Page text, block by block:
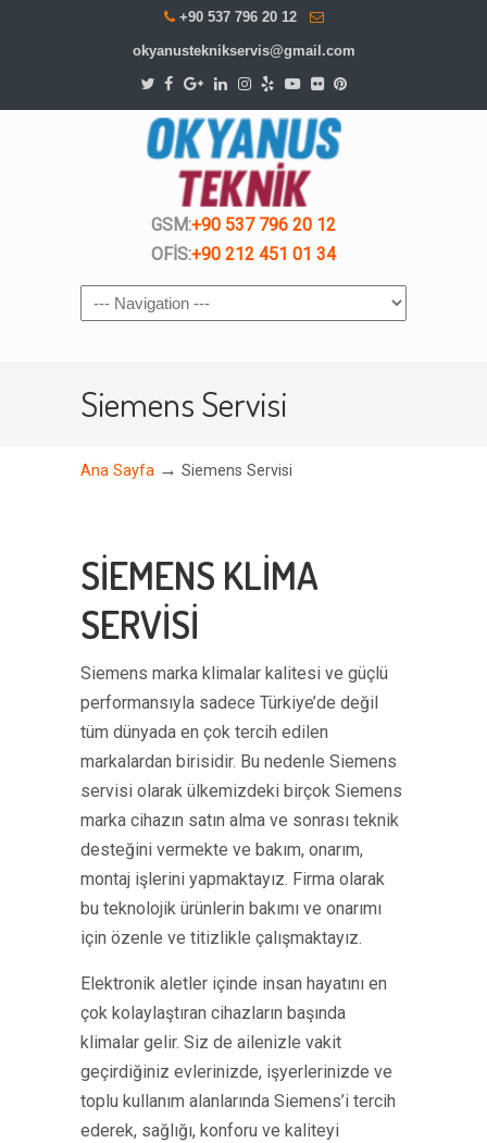
+90 537 796 20 12
okyanusteknikservis@gmail.com
GSM:+90 537 796 20 12
OFİS:+90 212 451 01 34
Navigation
Siemens Servisi
Ana Sayfa → Siemens Servisi
SİEMENS KLİMA
SERVİSİ
Siemens marka klimalar kalitesi ve güçlü
performansıyla sadece Türkiye’de değil
tüm dünyada en çok tercih edilen
markalardan birisidir. Bu nedenle Siemens
servisi olarak ülkemizdeki birçok Siemens
marka cihazın satın alma ve sonrası teknik
desteğini vermekte ve bakım, onarım,
montaj işlerini yapmaktayız. Firma olarak
bu teknolojik ürünlerin bakımı ve onarımı
için özenle ve titizlikle çalışmaktayız.
Elektronik aletler içinde insan hayatını en
çok kolaylaştıran cihazların başında
klimalar gelir. Siz de ailenizle vakit
geçirdiğiniz evlerinizde, işyerlerinizde ve
toplu kullanım alanlarında Siemens’i tercih
ederek, sağlığı, konforu ve kaliteyi